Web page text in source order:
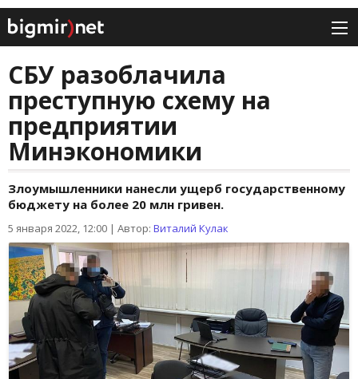
СБУ разоблачила
преступную схему на
предприятии
Минэкономики
Злоумышленники нанесли ущерб государственному
бюджету на более 20 млн гривен.
5 января 2022, 12:00 | Автор: Виталий Кулак